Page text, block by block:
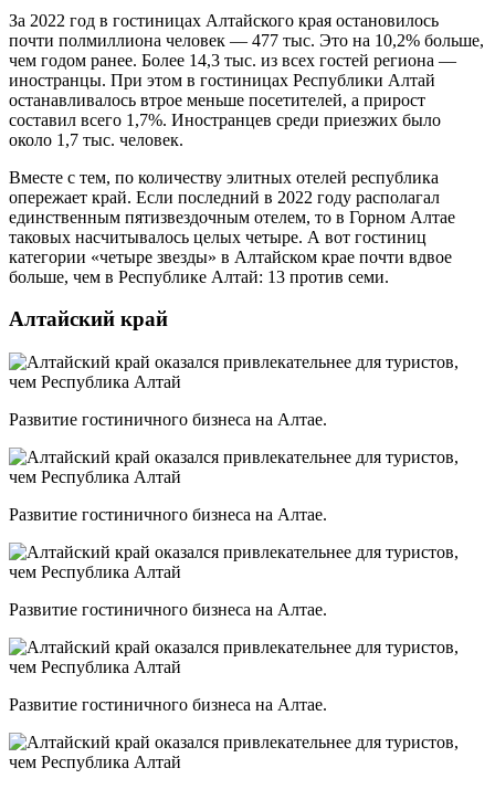
За 2022 год в гостиницах Алтайского края остановилось
почти полмиллиона человек — 477 тыс. Это на 10,2% больше,
чем годом ранее. Более 14,3 тыс. из всех гостей региона —
иностранцы. При этом в гостиницах Республики Алтай
останавливалось втрое меньше посетителей, а прирост
составил всего 1,7%. Иностранцев среди приезжих было
около 1,7 тыс. человек.
Вместе с тем, по количеству элитных отелей республика
опережает край. Если последний в 2022 году располагал
единственным пятизвездочным отелем, то в Горном Алтае
таковых насчитывалось целых четыре. А вот гостиниц
категории «четыре звезды» в Алтайском крае почти вдвое
больше, чем в Республике Алтай: 13 против семи.
Алтайский край
Развитие гостиничного бизнеса на Алтае.
Развитие гостиничного бизнеса на Алтае.
Развитие гостиничного бизнеса на Алтае.
Развитие гостиничного бизнеса на Алтае.